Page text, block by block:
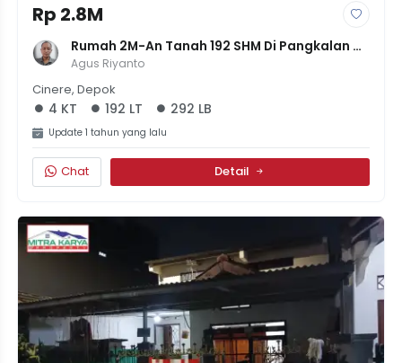
Rp 2.8M
Rumah 2M-An Tanah 192 SHM Di Pangkalan
Jati Cinere Depok
Agus Riyanto
Cinere, Depok
4 KT 192 LT 292 LB
Update 1 tahun yang lalu
Chat Detail